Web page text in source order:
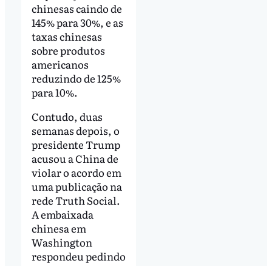
chinesas caindo de
145% para 30%, e as
taxas chinesas
sobre produtos
americanos
reduzindo de 125%
para 10%.
Contudo, duas
semanas depois, o
presidente Trump
acusou a China de
violar o acordo em
uma publicação na
rede Truth Social.
A embaixada
chinesa em
Washington
respondeu pedindo